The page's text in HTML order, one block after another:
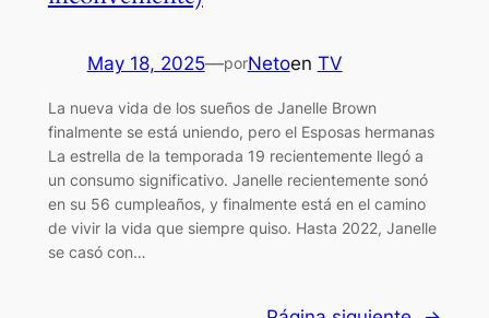
May 18, 2025—porNetoen TV
La nueva vida de los sueños de Janelle Brown
finalmente se está uniendo, pero el Esposas hermanas
La estrella de la temporada 19 recientemente llegó a
un consumo significativo. Janelle recientemente sonó
en su 56 cumpleaños, y finalmente está en el camino
de vivir la vida que siempre quiso. Hasta 2022, Janelle
se casó con…